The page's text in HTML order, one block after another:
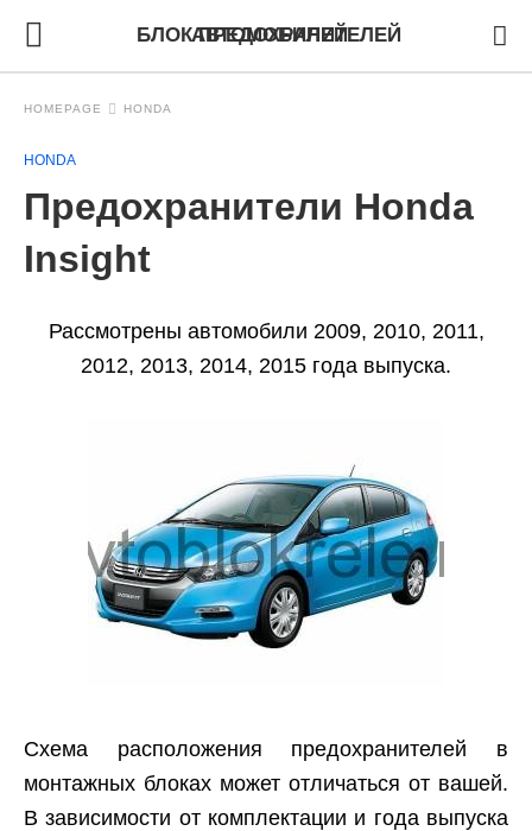
БЛОК ПРЕДОХРАНИТЕЛЕЙ АВТОМОБИЛЕЙ
HOMEPAGE HONDA
HONDA
Предохранители Honda
Insight
Рассмотрены автомобили 2009, 2010, 2011,
2012, 2013, 2014, 2015 года выпуска.
Схема расположения предохранителей в
монтажных блоках может отличаться от вашей.
В зависимости от комплектации и года выпуска